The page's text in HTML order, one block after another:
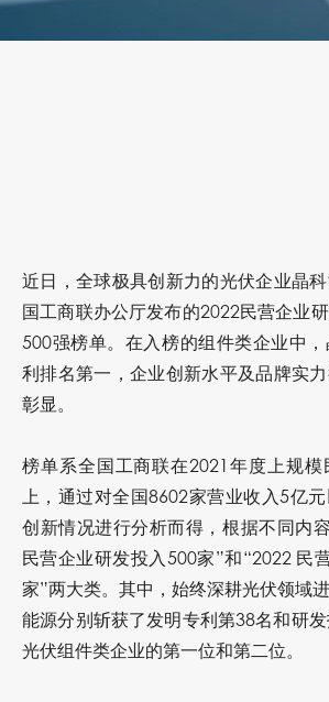
近日，全球极具创新力的光伏企业晶
国工商联办公厅发布的2022民营企业
500强榜单。在入榜的组件类企业中
利排名第一，企业创新水平及品牌实
彰显。
榜单系全国工商联在2021年度上规
上，通过对全国8602家营业收入5亿
创新情况进行分析而得，根据不同内
民营企业研发投入500家”和“2022 民
家”两大类。其中，始终深耕光伏领域
能源分别斩获了发明专利第38名和研
光伏组件类企业的第一位和第二位。